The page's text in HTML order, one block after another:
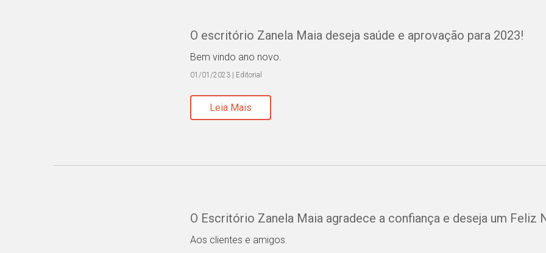
O escritório Zanela Maia deseja saúde e aprovação para 2023!
Bem vindo ano novo.
01/01/2023 | Editorial
Leia Mais
O Escritório Zanela Maia agradece a confiança e deseja um Feliz
Aos clientes e amigos.